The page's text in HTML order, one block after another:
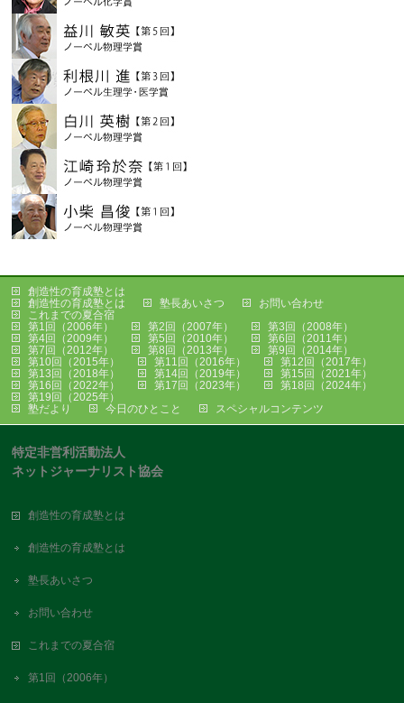
創造性の育成塾とは
創造性の育成塾とは
塾長あいさつ
お問い合わせ
これまでの夏合宿
第1回（2006年）
第2回（2007年）
第3回（2008年）
第4回（2009年）
第5回（2010年）
第6回（2011年）
第7回（2012年）
第8回（2013年）
第9回（2014年）
第10回（2015年）
第11回（2016年）
第12回（2017年）
第13回（2018年）
第14回（2019年）
第15回（2021年）
第16回（2022年）
第17回（2023年）
第18回（2024年）
第19回（2025年）
塾だより
今日のひとこと スペシャルコンテンツ
特定非営利活動法人
ネットジャーナリスト協会
創造性の育成塾とは
創造性の育成塾とは
塾長あいさつ
お問い合わせ
これまでの夏合宿
第1回（2006年）